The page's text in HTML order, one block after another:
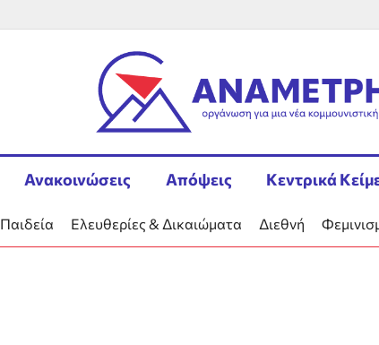
Ανακοινώσεις Απόψεις Κεντρικά
Παιδεία Ελευθερίες & Δικαιώματα Διεθνή